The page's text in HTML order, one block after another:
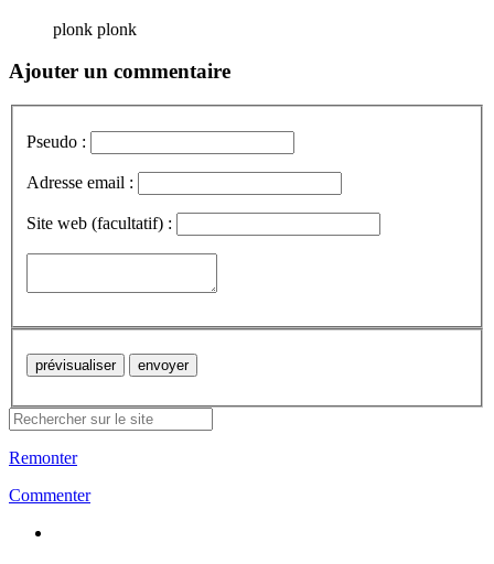
plonk plonk
Ajouter un commentaire
Pseudo :
Adresse email :
Site web (facultatif) :
Remonter
Commenter